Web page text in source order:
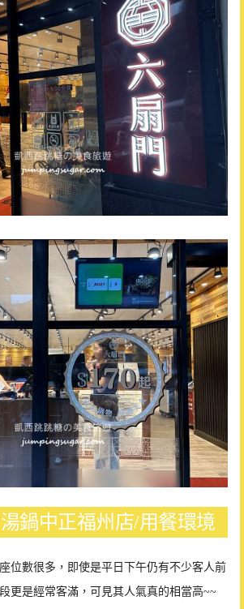
鍋中正福州店/用餐環境
位數很多，即使是平日下午仍有不少客人前
更是經常客滿，可見其人氣真的相當高~~